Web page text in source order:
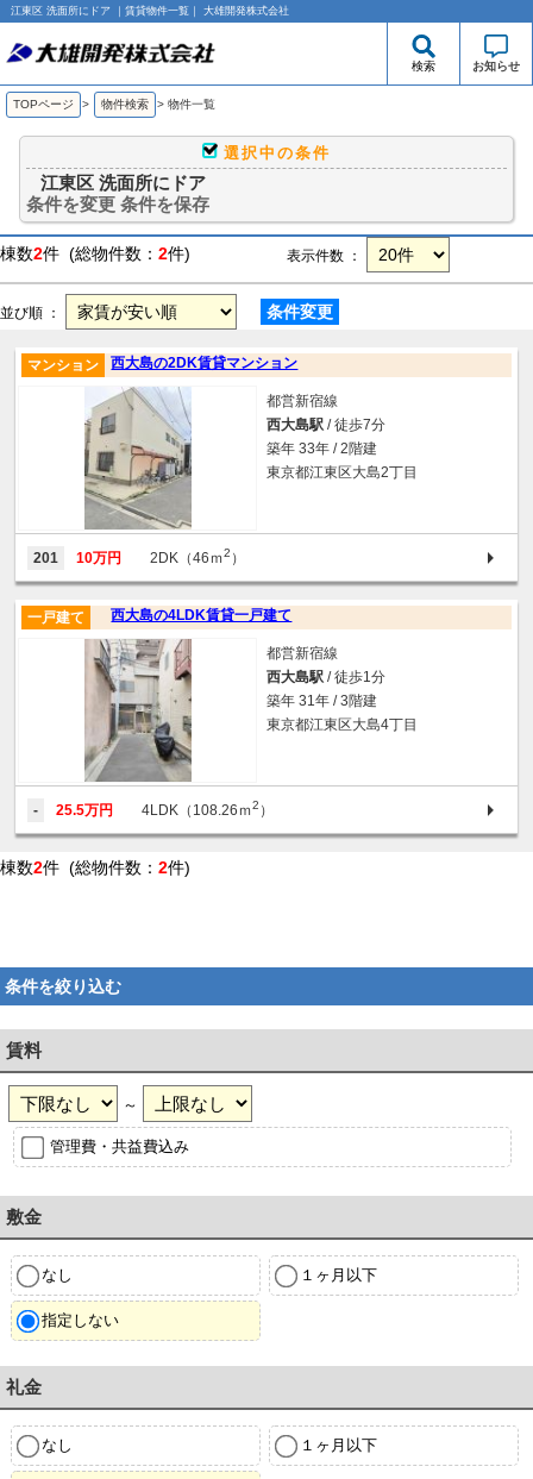
江東区 洗面所にドア ｜賃貸物件一覧｜ 大雄開発株式会社
検索 お知らせ
TOPページ > 物件検索 > 物件一覧
選択中の条件
江東区 洗面所にドア
条件を変更 条件を保存
棟数2件 (総物件数： 2件) 表示件数 ：
並び順 ： 条件変更
西大島の2DK賃貸マンション
マンション
都営新宿線
西大島駅 / 徒歩7分
築年 33年 / 2階建
東京都江東区大島2丁目
201 10万円 2DK（46ｍ2 ）
西大島の4LDK賃貸一戸建て
一戸建て
都営新宿線
西大島駅 / 徒歩1分
築年 31年 / 3階建
東京都江東区大島4丁目
- 25.5万円 4LDK（108.26ｍ2 ）
棟数2件 (総物件数： 2件)
条件を絞り込む
賃料
～
管理費・共益費込み
敷金
なし １ヶ月以下
指定しない
礼金
なし １ヶ月以下